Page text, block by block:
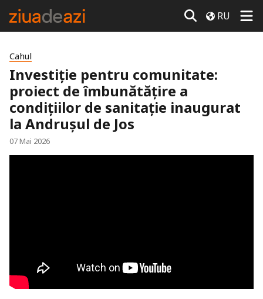
RU
Cahul
Investiție pentru comunitate:
proiect de îmbunătățire a
condițiilor de sanitație inaugurat
la Andrușul de Jos
07 Mai 2026